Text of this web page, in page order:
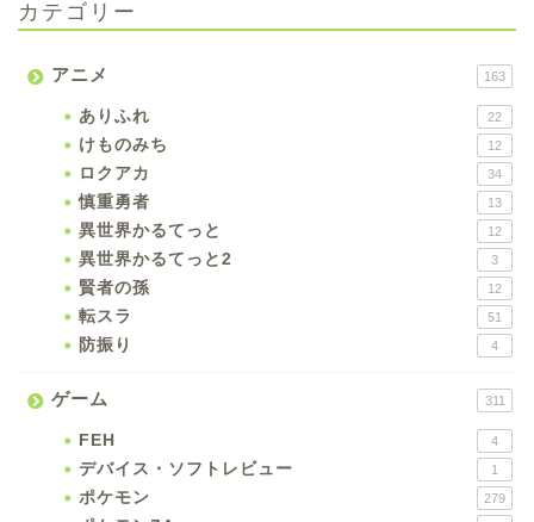
カテゴリー
アニメ 163
ありふれ 22
けものみち 12
ロクアカ 34
慎重勇者 13
異世界かるてっと 12
異世界かるてっと2 3
賢者の孫 12
転スラ 51
防振り 4
ゲーム 311
FEH 4
デバイス・ソフトレビュー 1
ポケモン 279